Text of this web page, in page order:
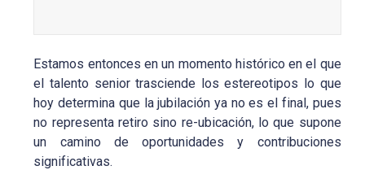
Estamos entonces en un momento histórico en el que
el talento senior trasciende los estereotipos lo que
hoy determina que la jubilación ya no es el final, pues
no representa retiro sino re-ubicación, lo que supone
un camino de oportunidades y contribuciones
significativas.